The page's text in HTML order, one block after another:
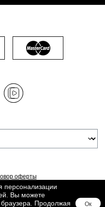
оферты
данных
Доставка
Сведения о Cookies
Вы можете
браузера. Продолжая
Ок